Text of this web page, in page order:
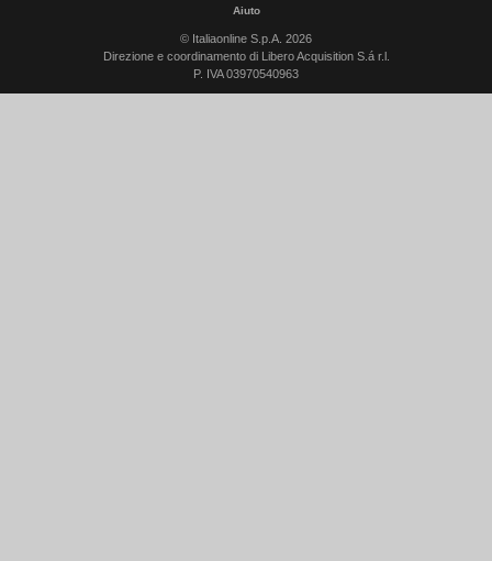
Aiuto
© Italiaonline S.p.A. 2026
Direzione e coordinamento di Libero Acquisition S.á r.l.
P. IVA 03970540963